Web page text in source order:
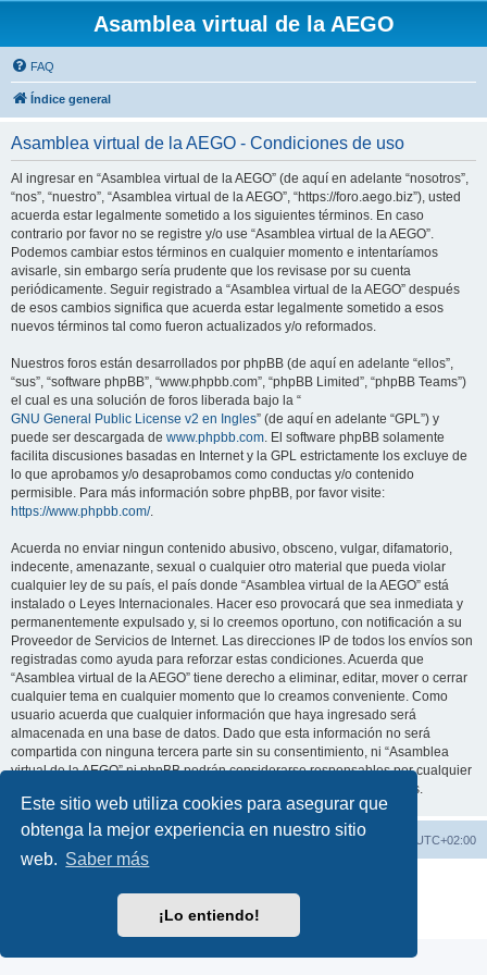
Este sitio web utiliza cookies para asegurar que
obtenga la mejor experiencia en nuestro sitio
web. Saber más
¡Lo entiendo!
Asamblea virtual de la AEGO
FAQ
Índice general
Asamblea virtual de la AEGO - Condiciones de uso
Al ingresar en “Asamblea virtual de la AEGO” (de aquí en adelante “nosotros”,
“nos”, “nuestro”, “Asamblea virtual de la AEGO”, “https://foro.aego.biz”), usted
acuerda estar legalmente sometido a los siguientes términos. En caso
contrario por favor no se registre y/o use “Asamblea virtual de la AEGO”.
Podemos cambiar estos términos en cualquier momento e intentaríamos
avisarle, sin embargo sería prudente que los revisase por su cuenta
periódicamente. Seguir registrado a “Asamblea virtual de la AEGO” después
de esos cambios significa que acuerda estar legalmente sometido a esos
nuevos términos tal como fueron actualizados y/o reformados.
Nuestros foros están desarrollados por phpBB (de aquí en adelante “ellos”,
“sus”, “software phpBB”, “www.phpbb.com”, “phpBB Limited”, “phpBB Teams”)
el cual es una solución de foros liberada bajo la “
GNU General Public License v2 en Ingles” (de aquí en adelante “GPL”) y
puede ser descargada de www.phpbb.com. El software phpBB solamente
facilita discusiones basadas en Internet y la GPL estrictamente los excluye de
lo que aprobamos y/o desaprobamos como conductas y/o contenido
permisible. Para más información sobre phpBB, por favor visite:
https://www.phpbb.com/.
Acuerda no enviar ningun contenido abusivo, obsceno, vulgar, difamatorio,
indecente, amenazante, sexual o cualquier otro material que pueda violar
cualquier ley de su país, el país donde “Asamblea virtual de la AEGO” está
instalado o Leyes Internacionales. Hacer eso provocará que sea inmediata y
permanentemente expulsado y, si lo creemos oportuno, con notificación a su
Proveedor de Servicios de Internet. Las direcciones IP de todos los envíos son
registradas como ayuda para reforzar estas condiciones. Acuerda que
“Asamblea virtual de la AEGO” tiene derecho a eliminar, editar, mover o cerrar
cualquier tema en cualquier momento que lo creamos conveniente. Como
usuario acuerda que cualquier información que haya ingresado será
almacenada en una base de datos. Dado que esta información no será
compartida con ninguna tercera parte sin su consentimiento, ni “Asamblea
virtual de la AEGO” ni phpBB podrán considerarse responsables por cualquier
intento de hacking que conlleve a que los datos sean comprometidos.
Índice general Todos los horarios son UTC+02:00
Contáctenos
phpBB España
Privacidad| Condiciones